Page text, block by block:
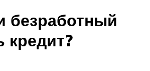
безработный
кредит?